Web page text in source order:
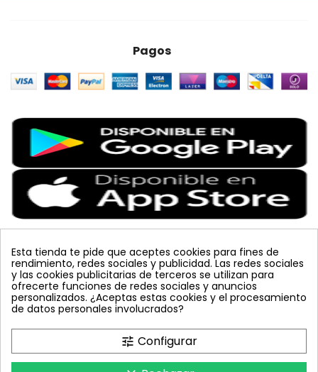
Pagos
Etiquetas Populares
colmena vacuna arbol planta
placa
bombus terrestris
mosquero feromona
mariquita
amarillo sin carnet
inyecciones tronco
trampa cromática JED
tuta absoluta
lucha integrada polillero
Esta tienda te pide que aceptes cookies para fines de
rendimiento, redes sociales y publicidad. Las redes sociales
y las cookies publicitarias de terceros se utilizan para
ofrecerte funciones de redes sociales y anuncios
personalizados. ¿Aceptas estas cookies y el procesamiento
de datos personales involucrados?
tune Configurar